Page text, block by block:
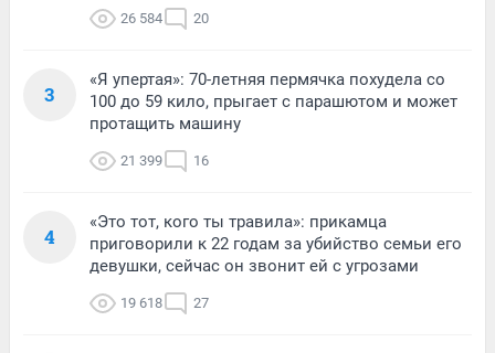
26 584 20
3
«Я упертая»: 70-летняя пермячка похудела со
100 до 59 кило, прыгает с парашютом и может
протащить машину
21 399 16
4
«Это тот, кого ты травила»: прикамца
приговорили к 22 годам за убийство семьи его
девушки, сейчас он звонит ей с угрозами
19 618 27